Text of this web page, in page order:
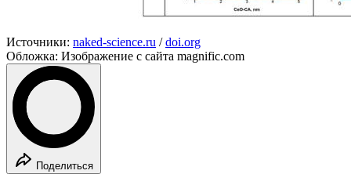
Источники: naked-science.ru /doi.org
Обложка: Изображение с сайта magnific.com
Поделиться